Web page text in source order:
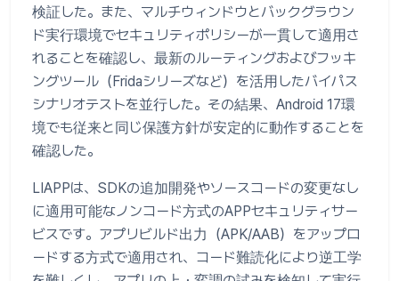
検証した。また、マルチウィンドウとバックグラウン
ド実行環境でセキュリティポリシーが一貫して適用さ
れることを確認し、最新のルーティングおよびフッキ
ングツール（Fridaシリーズなど）を活用したバイパス
シナリオテストを並行した。その結果、Android 17環
境でも従来と同じ保護方針が安定的に動作することを
確認した。
LIAPPは、SDKの追加開発やソースコードの変更なし
に適用可能なノンコード方式のAPPセキュリティサー
ビスです。アプリビルド出力（APK/AAB）をアップロ
ードする方式で適用され、コード難読化により逆工学